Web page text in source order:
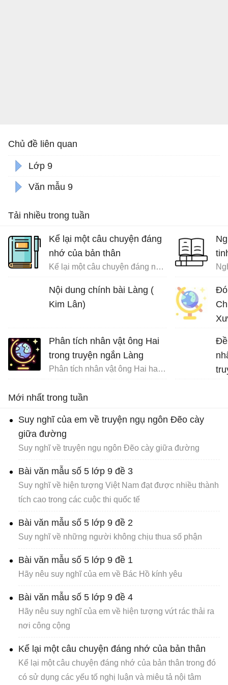
Chủ đề liên quan
Lớp 9
Văn mẫu 9
Tải nhiều trong tuần
Kể lại một câu chuyện đáng
nhớ của bản thân
Kể lại một câu chuyện đáng nhớ của bản thân trong đó có sử dụng các yếu tố nghị luận và miêu tả nội tâm
Nội dung chính bài Làng (
Kim Lân)
Phân tích nhân vật ông Hai
trong truyện ngắn Làng
Phân tích nhân vật ông Hai hay nhất
Đề
Mới nhất trong tuần
Suy nghĩ của em về truyện ngụ ngôn Đẽo cày
giữa đường
Suy nghĩ về truyện ngụ ngôn Đẽo cày giữa đường
Bài văn mẫu số 5 lớp 9 đề 3
Suy nghĩ về hiện tượng Việt Nam đạt được nhiều thành
tích cao trong các cuộc thi quốc tế
Bài văn mẫu số 5 lớp 9 đề 2
Suy nghĩ về những người không chịu thua số phận
Bài văn mẫu số 5 lớp 9 đề 1
Hãy nêu suy nghĩ của em về Bác Hồ kính yêu
Bài văn mẫu số 5 lớp 9 đề 4
Hãy nêu suy nghĩ của em về hiện tượng vứt rác thải ra
nơi công cộng
Kể lại một câu chuyện đáng nhớ của bản thân
Kể lại một câu chuyện đáng nhớ của bản thân trong đó
có sử dụng các yếu tố nghị luận và miêu tả nội tâm